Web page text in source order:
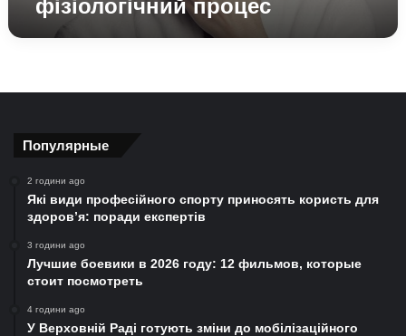
фізіологічний процес
Популярные
2 години ago
Які види професійного спорту приносять користь для
здоров’я: поради експертів
3 години ago
Лучшие боевики в 2026 году: 12 фильмов, которые
стоит посмотреть
4 години ago
У Верховній Раді готують зміни до мобілізаційного